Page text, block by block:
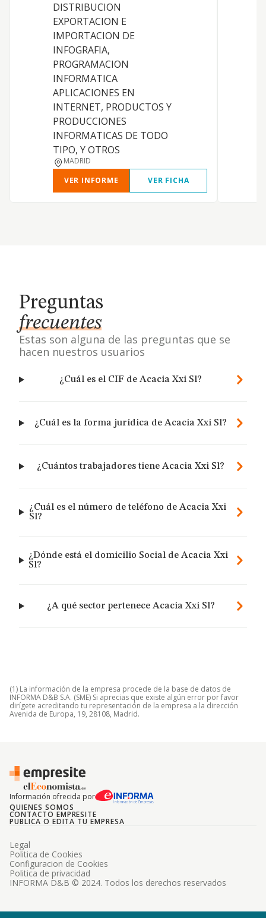
DISTRIBUCION
EXPORTACION E
IMPORTACION DE
INFOGRAFIA,
PROGRAMACION
INFORMATICA
APLICACIONES EN
INTERNET, PRODUCTOS Y
PRODUCCIONES
INFORMATICAS DE TODO
TIPO, Y OTROS
MADRID
VER INFORME
VER FICHA
Preguntas
frecuentes
Estas son alguna de las preguntas que se
hacen nuestros usuarios
¿Cuál es el CIF de Acacia Xxi Sl?
¿Cuál es la forma jurídica de Acacia Xxi Sl?
¿Cuántos trabajadores tiene Acacia Xxi Sl?
¿Cuál es el número de teléfono de Acacia Xxi
Sl?
¿Dónde está el domicilio Social de Acacia Xxi
Sl?
¿A qué sector pertenece Acacia Xxi Sl?
(1) La información de la empresa procede de la base de datos de
INFORMA D&B S.A. (SME) Si aprecias que existe algún error por favor
dirígete acreditando tu representación de la empresa a la dirección
Avenida de Europa, 19, 28108, Madrid.
Información ofrecida por
QUIENES SOMOS
CONTACTO EMPRESITE
PUBLICA O EDITA TU EMPRESA
INFORMA D&B © 2024. Todos los derechos reservados
Legal
Politica de Cookies
Configuracion de Cookies
Politica de privacidad